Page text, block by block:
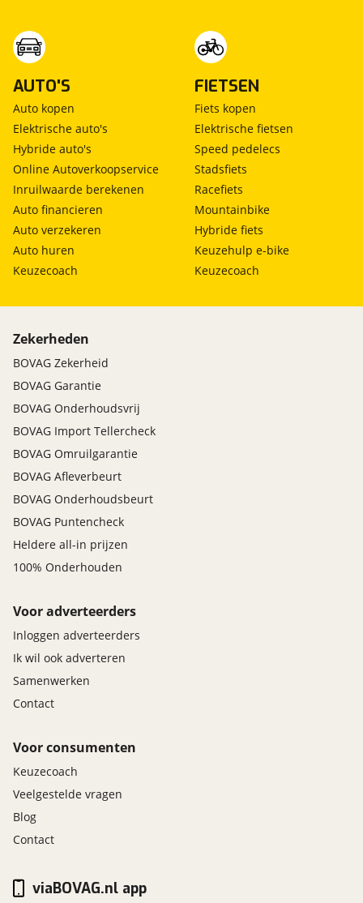
AUTO'S
Auto kopen
Elektrische auto's
Hybride auto's
Online Autoverkoopservice
Inruilwaarde berekenen
Auto financieren
Auto verzekeren
Auto huren
Keuzecoach
FIETSEN
Fiets kopen
Elektrische fietsen
Speed pedelecs
Stadsfiets
Racefiets
Mountainbike
Hybride fiets
Keuzehulp e-bike
Keuzecoach
Zekerheden
BOVAG Zekerheid
BOVAG Garantie
BOVAG Onderhoudsvrij
BOVAG Import Tellercheck
BOVAG Omruilgarantie
BOVAG Afleverbeurt
BOVAG Onderhoudsbeurt
BOVAG Puntencheck
Heldere all-in prijzen
100% Onderhouden
Voor adverteerders
Inloggen adverteerders
Ik wil ook adverteren
Samenwerken
Contact
Voor consumenten
Keuzecoach
Veelgestelde vragen
Blog
Contact
viaBOVAG.nl app